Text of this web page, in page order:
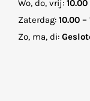
Wo, do, vrij:
Zaterdag: 10.00
Zo, ma, di: